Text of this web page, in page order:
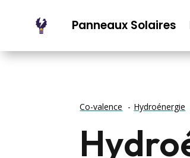
Panneaux Solaires
Co-valence Hydroénergie